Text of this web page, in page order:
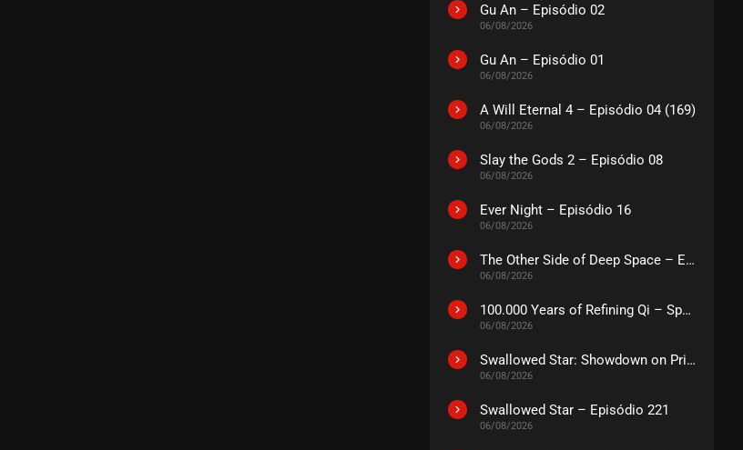
ASSISTIDO
EPISÓDIO 194
ASSISTIDO
EPISÓDIO 193
EPISÓDIO 192
julho 21, 2026
Gu An – Episódio 02
06/08/2026
Gu An – Episódio 01
06/08/2026
A Will Eternal 4 – Episódio 04 (169)
06/08/2026
Slay the Gods 2 – Episódio 08
06/08/2026
Ever Night – Episódio 16
06/08/2026
The Other Side of Deep Space – Episódio 14
06/08/2026
100.000 Years of Refining Qi – Special
06/08/2026
Swallowed Star: Showdown on Primeval Star – O Filme
06/08/2026
Swallowed Star – Episódio 221
06/08/2026